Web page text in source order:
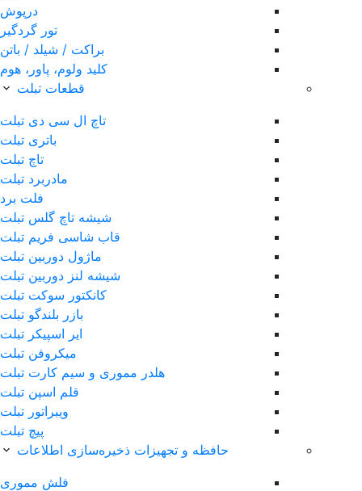
درپوش
تور گردگیر
براکت / شیلد / باتن
کلید ولوم، پاور، هوم
قطعات تبلت
تاچ ال سی دی تبلت
باتری تبلت
تاچ تبلت
مادربرد تبلت
فلت برد
شیشه تاچ گلس تبلت
قاب شاسی فریم تبلت
ماژول دوربین تبلت
شیشه لنز دوربین تبلت
کانکتور سوکت تبلت
بازر بلندگو تبلت
ایر اسپیکر تبلت
میکروفن تبلت
هلدر مموری و سیم کارت تبلت
قلم اس‎پن تبلت
ویبراتور تبلت
پیچ تبلت
حافظه و تجهیزات ذخیره‌سازی اطلاعات
فلش مموری